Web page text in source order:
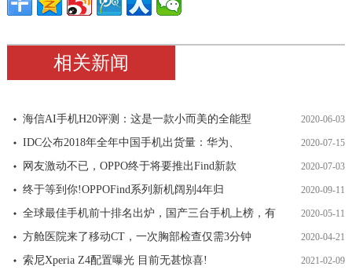
相关新闻
海信AI手机H20评测：这是一款小而美的全能型 2020-06-03
IDC公布2018年全年中国手机出货量：华为、 2020-07-15
网友激动不已，OPPO终于将要推出Find新款 2020-07-03
终于等到你!OPPOFind系列新机阔别4年归 2020-09-11
全球最佳手机前十排名出炉，国产三台手机上榜，有 2020-05-11
方舱医院来了移动CT，一次胸部检查仅需3分钟 2020-04-21
索尼Xperia Z4配置曝光 目前无甚惊喜! 2021-02-09